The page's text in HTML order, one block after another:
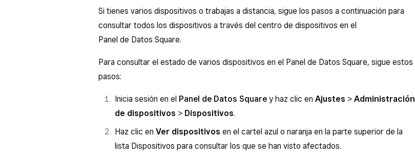
Si tienes varios dispositivos o trabajas a distancia, sigue los pasos a continuación para
consultar todos los dispositivos a través del centro de dispositivos en el
Panel de Datos Square.
Para consultar el estado de varios dispositivos en el Panel de Datos Square, sigue estos
pasos:
Inicia sesión en el Panel de Datos Square y haz clic en Ajustes > Administración
de dispositivos > Dispositivos.
Haz clic en Ver dispositivos en el cartel azul o naranja en la parte superior de la
lista Dispositivos para consultar los que se han visto afectados.